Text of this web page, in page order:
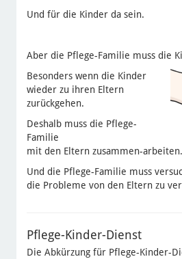
Und für die Kinder da sein.
Aber die Pflege-Familie muss die
Besonders wenn die Kinder
wieder zu ihren Eltern
zurückgehen.
Deshalb muss die Pflege-
Familie
mit den Eltern zusammen-arbeiten.
Und die Pflege-Familie muss
die Probleme von den Eltern zu
Pflege-Kinder-Dienst
Die Abkürzung für Pflege-Kinder-